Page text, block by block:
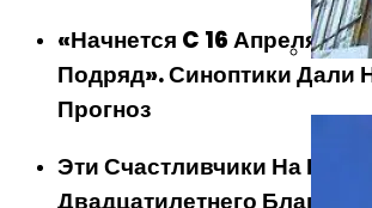
Как
«Начнется C 16 Апреля И
Подряд». Синоптики Дали
Прогноз
Эти Счастливчики На Пороге
Двадцатилетнего